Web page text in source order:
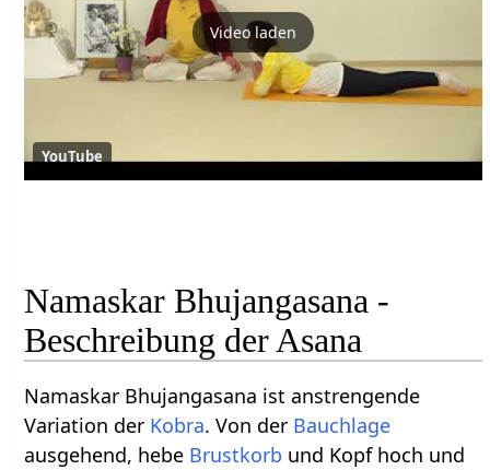
Video laden
YouTube
Namaskar Bhujangasana -
Beschreibung der Asana
Namaskar Bhujangasana ist anstrengende
Variation der Kobra. Von der Bauchlage
ausgehend, hebe Brustkorb und Kopf hoch und